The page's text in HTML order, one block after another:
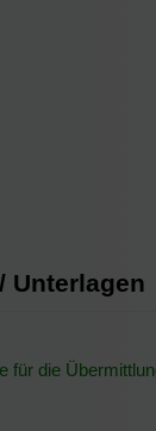
Unterlagen
für die